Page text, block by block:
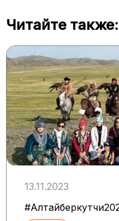
Читайте также:
13.11.2023